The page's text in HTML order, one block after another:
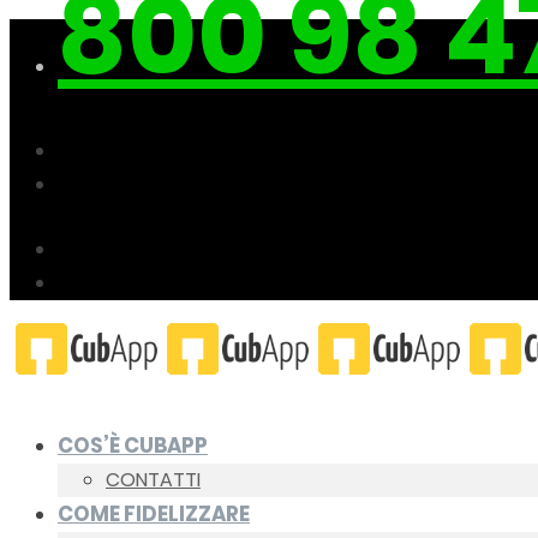
800 98
COS’È CUBAPP
CONTATTI
COME FIDELIZZARE